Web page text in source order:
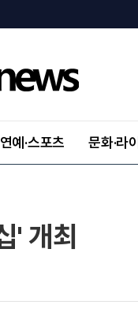
연예·스포츠 문화·라
' 개최